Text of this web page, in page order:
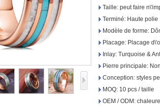
Taille: peut faire
Terminé: Haute polie
Modèle de forme:
Placage: Placage
Inlay: Turquoise &
Pierre principale: Non
Conception: styles
MOQ: 10 pcs / taille
OEM / ODM: